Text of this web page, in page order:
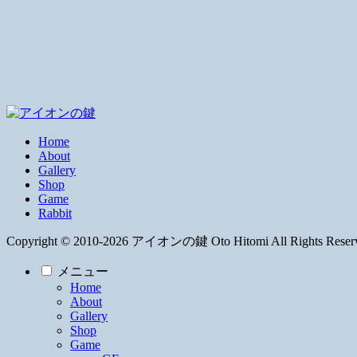
Home
About
Gallery
Shop
Game
Rabbit
Copyright © 2010-2026 アイオンの鍵 Oto Hitomi All Rights
メニュー
Home
About
Gallery
Shop
Game